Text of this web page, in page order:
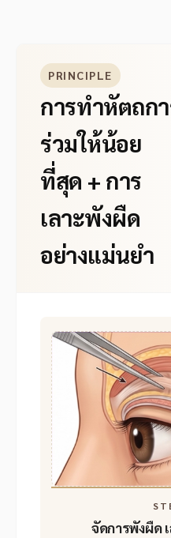
PRINCIPLE
การทำหัตถก
ร่วมให้น้อย
ที่สุด + การ
เลาะพังผืด
อย่างแม่นยำ
จัดการพังผืด